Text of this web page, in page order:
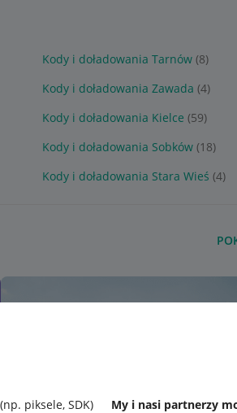
(np. piksele, SDK)
My i nasi partnerzy
Kody i doładowania Tarnów (8)
Kody i doładowania Zawada (4)
Kody i doładowania Kielce (59)
Kody i doładowania Sobków (18)
Kody i doładowania Stara Wieś (4)